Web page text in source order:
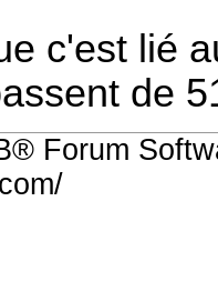
c'est lié
de
Forum